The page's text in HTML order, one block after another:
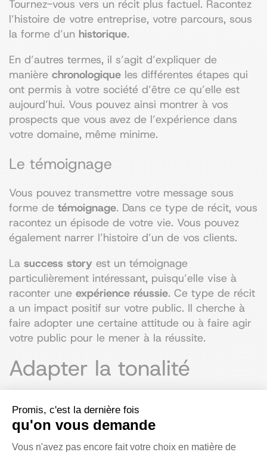
Promis, c'est la dernière fois
qu'on vous demande
Plateforme de Gestion du
Vous n'avez pas encore fait votre choix en matière de
Tournez-vous vers un récit plus factuel. Racontez
l’histoire de votre entreprise, votre parcours, sous
la forme d’un historique.
En d’autres termes, il s’agit d’expliquer de
manière chronologique les différentes étapes qui
ont permis à votre société d’être ce qu’elle est
aujourd’hui. Vous pouvez ainsi montrer à vos
prospects que vous avez de l’expérience dans
votre domaine, même minime.
Le témoignage
Vous pouvez transmettre votre message sous
forme de témoignage. Dans ce type de récit, vous
racontez un épisode de votre vie. Vous pouvez
également narrer l’histoire d’un de vos clients.
La success story est un témoignage
particulièrement intéressant, puisqu’elle vise à
raconter une expérience réussie. Ce type de récit
a un impact positif sur votre public. Il cherche à
faire adopter une certaine attitude ou à faire agir
votre public pour le mener à la réussite.
Adapter la tonalité
chez vos prospects. Appuyez-vous sur l’identité
de votre cible pour trouver la bonne émotion à
partager. Les possibilités sont multiples : joie,